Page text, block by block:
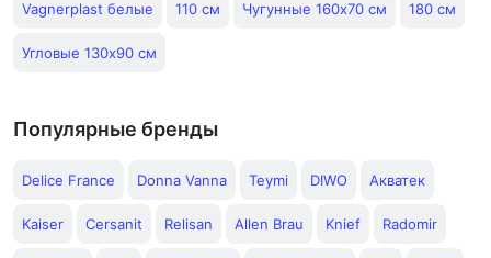
Vagnerplast белые 110 см Чугунные 160x70 см 180 см
Угловые 130х90 см
Популярные бренды
Delice France Donna Vanna Teymi DIWO Акватек
Kaiser Cersanit Relisan Allen Brau Knief Radomir